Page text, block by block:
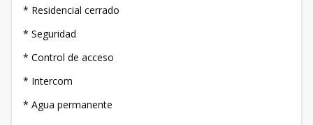
* ⁠Residencial cerrado
* ⁠Seguridad
* ⁠Control de acceso
* ⁠Intercom
* Agua permanente